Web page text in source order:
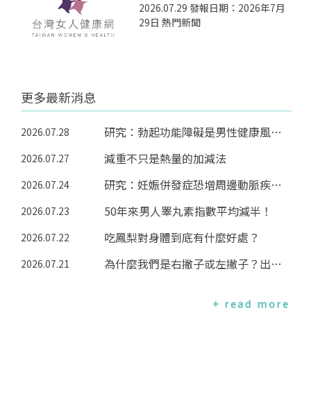
2026.07.29 發報日期：2026年7月
29日 熱門新聞
更多最新消息
2026.07.28 研究：勃起功能障礙是男性健康風向球
2026.07.27 減重不只是熱量的加減法
2026.07.24 研究：妊娠併發症恐增周邊動脈疾病風險
2026.07.23 50年來男人睪丸素指數平均減半！
2026.07.22 吃鳳梨對身體到底有什麼好處？
2026.07.21 為什麼我們是右撇子或左撇子？出人意料的原因
+ read more